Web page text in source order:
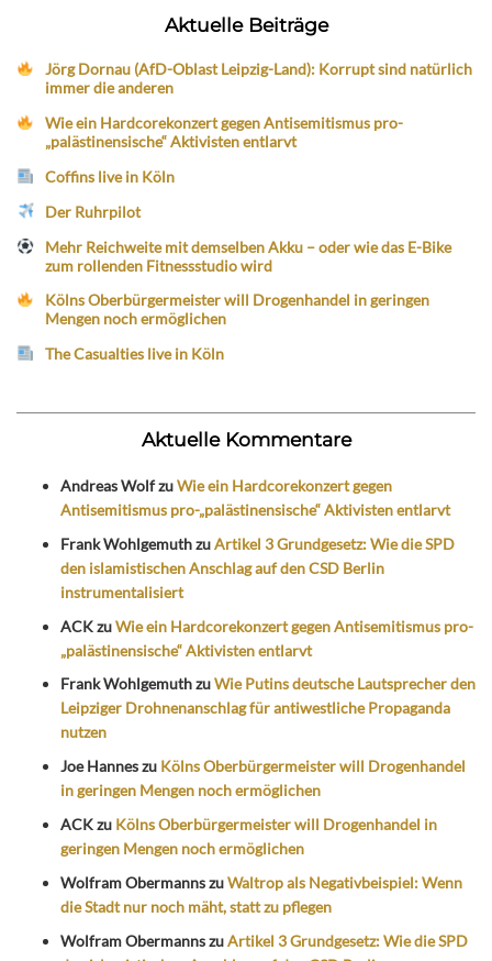
Aktuelle Beiträge
Jörg Dornau (AfD-Oblast Leipzig-Land): Korrupt sind natürlich
immer die anderen
Wie ein Hardcorekonzert gegen Antisemitismus pro-
„palästinensische“ Aktivisten entlarvt
Coffins live in Köln
Der Ruhrpilot
Mehr Reichweite mit demselben Akku – oder wie das E-Bike
zum rollenden Fitnessstudio wird
Kölns Oberbürgermeister will Drogenhandel in geringen
Mengen noch ermöglichen
The Casualties live in Köln
Aktuelle Kommentare
Andreas WolfzuWie ein Hardcorekonzert gegen
Antisemitismus pro-„palästinensische“ Aktivisten entlarvt
Frank WohlgemuthzuArtikel 3 Grundgesetz: Wie die SPD
den islamistischen Anschlag auf den CSD Berlin
instrumentalisiert
ACKzuWie ein Hardcorekonzert gegen Antisemitismus pro-
„palästinensische“ Aktivisten entlarvt
Frank WohlgemuthzuWie Putins deutsche Lautsprecher den
Leipziger Drohnenanschlag für antiwestliche Propaganda
nutzen
Joe Hanneszu Kölns Oberbürgermeister will Drogenhandel
in geringen Mengen noch ermöglichen
ACKzu Kölns Oberbürgermeister will Drogenhandel in
geringen Mengen noch ermöglichen
Wolfram ObermannszuWaltrop als Negativbeispiel: Wenn
die Stadt nur noch mäht, statt zu pflegen
Wolfram ObermannszuArtikel 3 Grundgesetz: Wie die SPD